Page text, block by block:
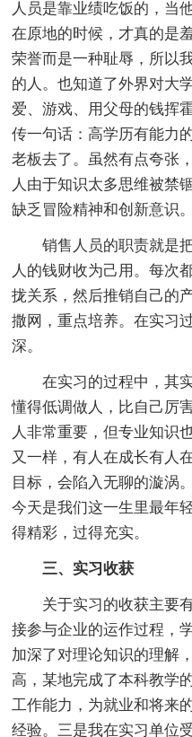
人员是靠业绩吃饭的，当
在原地的时候，才真的是
荣誉而是一种耻辱，所以
的人。也知道了外界对大
爱、游戏、用父母的钱挥
传一句话：高学历有能力
老板去了。虽然有点夸张
人由于知识太多思维被禁
缺乏冒险精神和创新意识。
销售人员的职责就是把
人的钱财收为己用。每次
拢关系，然后推销自己的
撒网，重点培养。在实习
深。
在实习的过程中，其实
懂得低调做人，比自己厉
人非常重要，但专业知识
又一样，有人在成长有人
目标，会陷入无聊的漩涡
今天是我们这一生里最年
得精彩，过得充实。
三、实习收获
关于实习的收获主要有
接参与企业的运作过程，
加深了对理论知识的理解
高，某地完成了本科教学
工作能力，为就业和将来
经验。三是我在实习单位